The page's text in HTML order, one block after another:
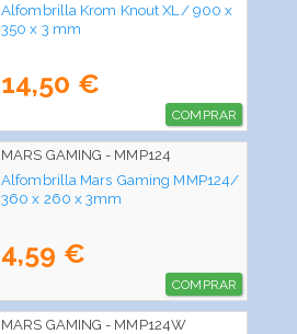
Alfombrilla Krom Knout XL/ 900 x
350 x 3 mm
14,50 €
COMPRAR
MARS GAMING - MMP124
Alfombrilla Mars Gaming MMP124/
360 x 260 x 3mm
4,59 €
COMPRAR
MARS GAMING - MMP124W